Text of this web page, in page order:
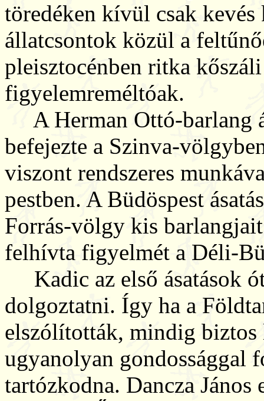
töredéken kívül csak
állatcsontok közül a
pleisztocénben ritka
figyelemreméltóak.
A Herman Ottó-barlang
befejezte a Szinva-
viszont rendszeres
pestben. A Büdöspest
Forrás-völgy kis
felhívta figyelmét a Déli-
Kadic az első ásatások
dolgoztatni. Így ha a
elszólították, mindig biztos
ugyanolyan gondossággal
tartózkodna. Dancza